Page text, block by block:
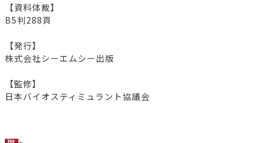
【資料体裁】
B5判288頁
【発行】
株式会社シーエムシー出版
【監修】
日本バイオスティミュラント協議会